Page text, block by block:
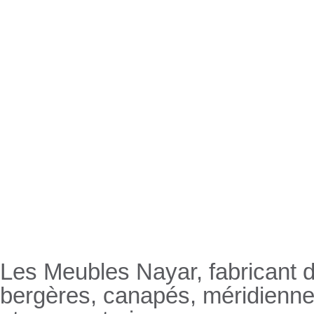
Les Meubles Nayar, fabricant
bergères, canapés,